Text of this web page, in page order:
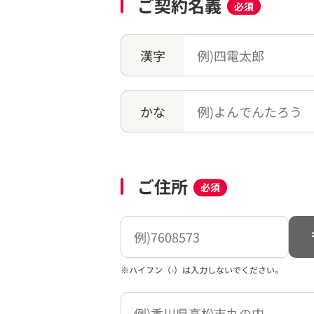
ご契約名義 必須
漢字
かな
ご住所 必須
※ハイフン（-）は入力しないでください。